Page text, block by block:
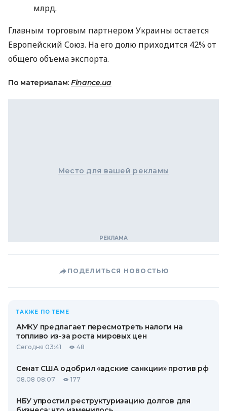
млрд.
Главным торговым партнером Украины остается
Европейский Союз. На его долю приходится 42% от
общего объема экспорта.
По материалам: Finance.ua
Место для вашей рекламы
ПОДЕЛИТЬСЯ НОВОСТЬЮ
ТАКЖЕ ПО ТЕМЕ
АМКУ предлагает пересмотреть налоги на
топливо из-за роста мировых цен
Сегодня 03:41 48
Сенат США одобрил «адские санкции» против рф
08.08 08:07 177
НБУ упростил реструктуризацию долгов для